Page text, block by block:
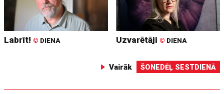
Labrīt! © DIENA Uzvarētāji © DIENA
Vairāk ŠONEDĒĻ SESTDIENĀ